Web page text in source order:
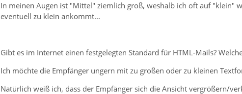
In meinen Augen ist "Mittel" ziemlich groß, weshalb ich oft auf "klein"
eventuell zu klein ankommt...
Gibt es im Internet einen festgelegten Standard für HTML-Mails?
Ich möchte die Empfänger ungern mit zu großen oder zu kleinen
Natürlich weiß ich, dass der Empfänger sich die Ansicht vergrößern/